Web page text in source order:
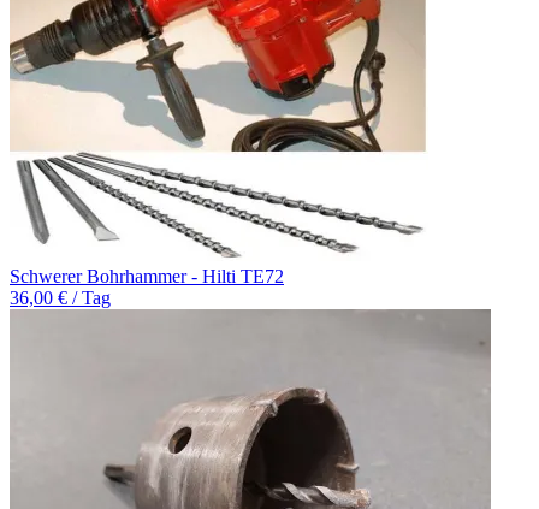
Schwerer Bohrhammer - Hilti TE72
36,00 € / Tag